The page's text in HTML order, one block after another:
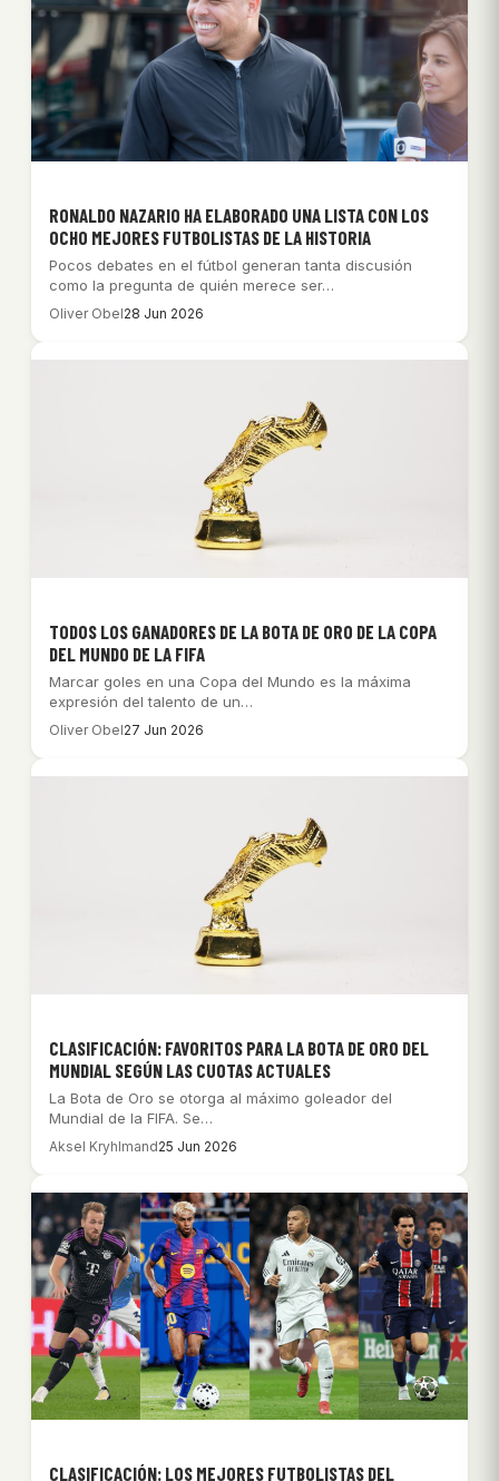
RONALDO NAZARIO HA ELABORADO UNA LISTA CON LOS
OCHO MEJORES FUTBOLISTAS DE LA HISTORIA
Pocos debates en el fútbol generan tanta discusión
como la pregunta de quién merece ser…
Oliver Obel28 Jun 2026
TODOS LOS GANADORES DE LA BOTA DE ORO DE LA COPA
DEL MUNDO DE LA FIFA
Marcar goles en una Copa del Mundo es la máxima
expresión del talento de un…
Oliver Obel27 Jun 2026
CLASIFICACIÓN: FAVORITOS PARA LA BOTA DE ORO DEL
MUNDIAL SEGÚN LAS CUOTAS ACTUALES
La Bota de Oro se otorga al máximo goleador del
Mundial de la FIFA. Se…
Aksel Kryhlmand25 Jun 2026
CLASIFICACIÓN: LOS MEJORES FUTBOLISTAS DEL